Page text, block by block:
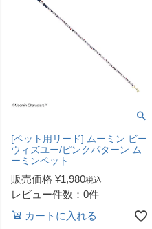
[ペット用リード] ムーミン ビー
ウィズユー/ピンクパターン ム
ーミンペット
販売価格 ¥1,980税込
レビュー件数：0件
カートに入れる